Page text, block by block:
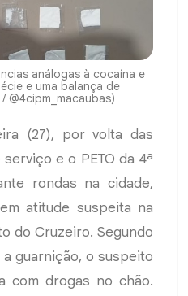
análogas à cocaína e
e uma balança de
@4cipm_macaubas)
(27), por volta das
e o PETO da 4ª
rondas na cidade,
atitude suspeita na
do Cruzeiro. Segundo
guarnição, o suspeito
com drogas no chão.